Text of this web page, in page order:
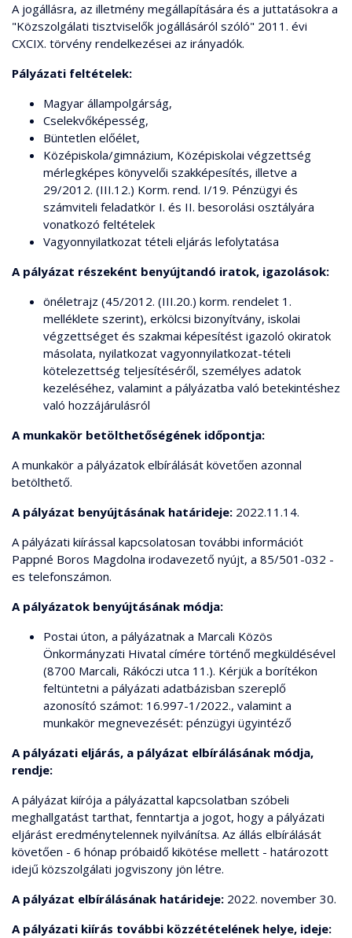
A jogállásra, az illetmény megállapítására és a juttatásokra a
"Közszolgálati tisztviselők jogállásáról szóló" 2011. évi
CXCIX. törvény rendelkezései az irányadók.
Pályázati feltételek:
Magyar állampolgárság,
Cselekvőképesség,
Büntetlen előélet,
Középiskola/gimnázium, Középiskolai végzettség
mérlegképes könyvelői szakképesítés, illetve a
29/2012. (III.12.) Korm. rend. I/19. Pénzügyi és
számviteli feladatkör I. és II. besorolási osztályára
vonatkozó feltételek
Vagyonnyilatkozat tételi eljárás lefolytatása
A pályázat részeként benyújtandó iratok, igazolások:
önéletrajz (45/2012. (III.20.) korm. rendelet 1.
melléklete szerint), erkölcsi bizonyítvány, iskolai
végzettséget és szakmai képesítést igazoló okiratok
másolata, nyilatkozat vagyonnyilatkozat-tételi
kötelezettség teljesítéséről, személyes adatok
kezeléséhez, valamint a pályázatba való betekintéshez
való hozzájárulásról
A munkakör betölthetőségének időpontja:
A munkakör a pályázatok elbírálását követően azonnal
betölthető.
A pályázat benyújtásának határideje: 2022.11.14.
A pályázati kiírással kapcsolatosan további információt
Pappné Boros Magdolna irodavezető nyújt, a 85/501-032 -
es telefonszámon.
A pályázatok benyújtásának módja:
Postai úton, a pályázatnak a Marcali Közös
Önkormányzati Hivatal címére történő megküldésével
(8700 Marcali, Rákóczi utca 11.). Kérjük a borítékon
feltüntetni a pályázati adatbázisban szereplő
azonosító számot: 16.997-1/2022., valamint a
munkakör megnevezését: pénzügyi ügyintéző
A pályázati eljárás, a pályázat elbírálásának módja,
rendje:
A pályázat kiírója a pályázattal kapcsolatban szóbeli
meghallgatást tarthat, fenntartja a jogot, hogy a pályázati
eljárást eredménytelennek nyilvánítsa. Az állás elbírálását
követően - 6 hónap próbaidő kikötése mellett - határozott
idejű közszolgálati jogviszony jön létre.
A pályázat elbírálásának határideje: 2022. november 30.
A pályázati kiírás további közzétételének helye, ideje: